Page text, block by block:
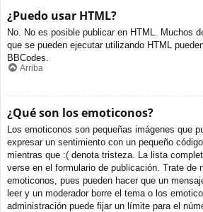
¿Puedo usar HTML?
No. No es posible publicar en HTML. Muchos
que se pueden ejecutar utilizando HTML
BBCodes.
Arriba
¿Qué son los emoticonos?
Los emoticonos son pequeñas imágenes que
expresar un sentimiento con un pequeño
mientras que :( denota tristeza. La lista
verse en el formulario de publicación. Trate de
emoticonos, pues pueden hacer que un
leer y un moderador borre el tema o los
administración puede fijar un límite para el